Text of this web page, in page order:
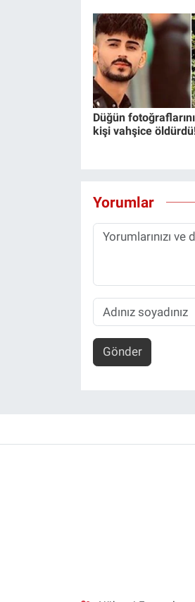
Düğün
kişi vahşice
Yorumlar
Gönder